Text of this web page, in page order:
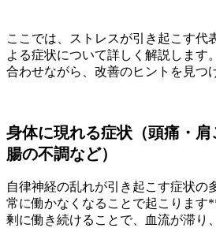
ここでは、ストレスが引き起こす代
よる症状について詳しく解説します
合わせながら、改善のヒントを見つ
身体に現れる症状（頭痛・
腸の不調など）
自律神経の乱れが引き起こす症状の
常に働かなくなることで起こります
剰に働き続けることで、血流が滞り